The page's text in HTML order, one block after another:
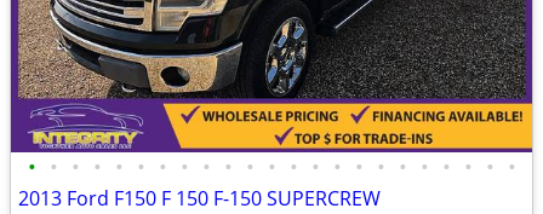
• • • • • • • • • • • • • • • • • • • • • • •
2013 Ford F150 F 150 F-150 SUPERCREW